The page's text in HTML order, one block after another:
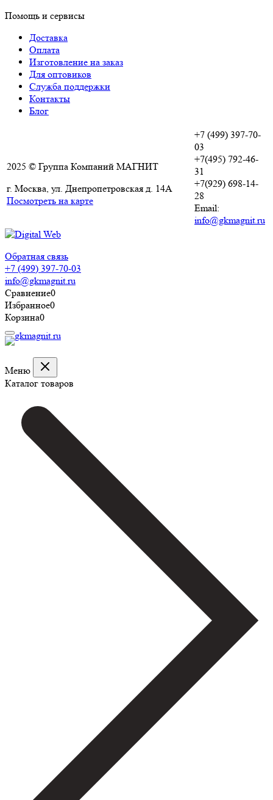
Помощь и сервисы
Доставка
Оплата
Изготовление на заказ
Для оптовиков
Служба поддержки
Контакты
Блог
2025 © Группа Компаний МАГНИТ
г. Москва, ул. Днепропетровская д. 14А
Посмотреть на карте
+7 (499) 397-70-
03
+7(495) 792-46-
31
+7(929) 698-14-
28
Email:
info@gkmagnit.ru
Обратная связь
+7 (499) 397-70-03
info@gkmagnit.ru
Сравнение0
Избранное0
Корзина0
Меню
Каталог товаров